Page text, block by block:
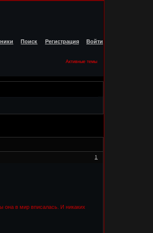
Поиск Регистрация Войти
Активные темы
1
она в мир вписалась. И никаких